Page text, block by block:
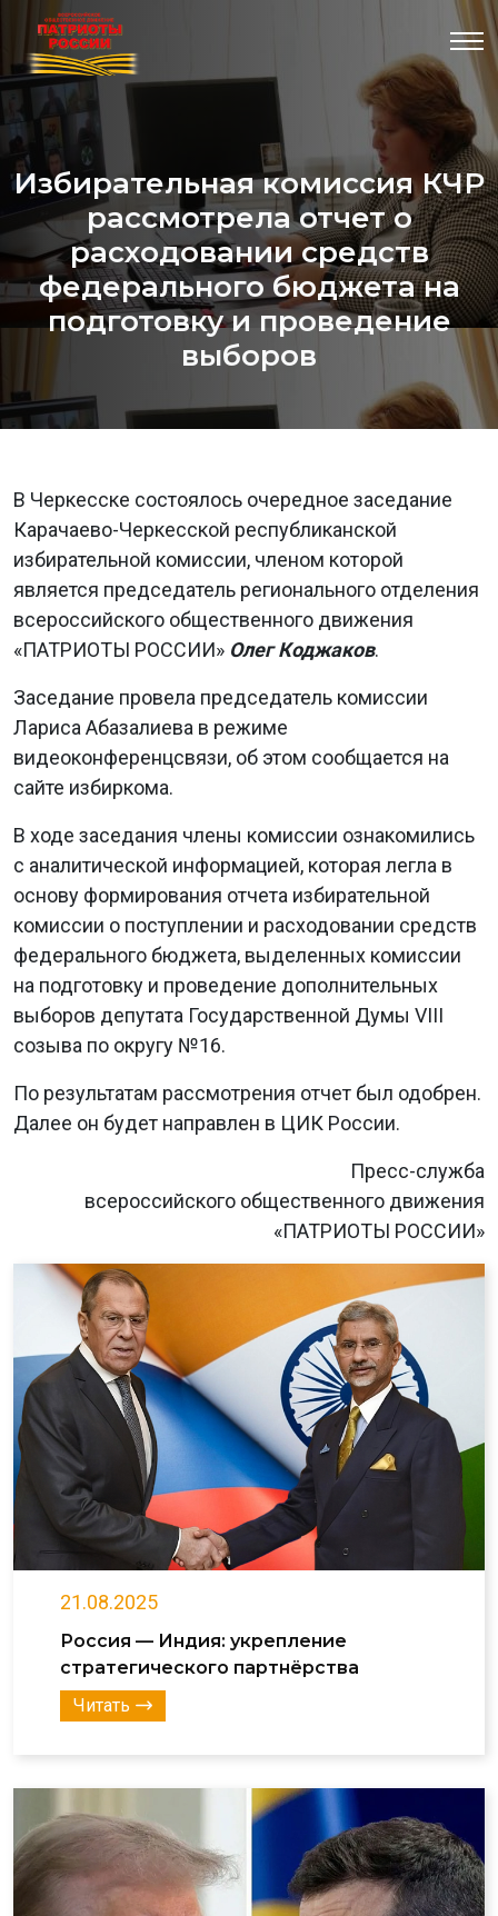
Избирательная комиссия КЧР
рассмотрела отчет о
расходовании средств
федерального бюджета на
подготовку и проведение
выборов
В Черкесске состоялось очередное заседание
Карачаево-Черкесской республиканской
избирательной комиссии, членом которой
является председатель регионального отделения
всероссийского общественного движения
«ПАТРИОТЫ РОССИИ» Олег Коджаков.
Заседание провела председатель комиссии
Лариса Абазалиева в режиме
видеоконференцсвязи, об этом сообщается на
сайте избиркома.
В ходе заседания члены комиссии ознакомились
с аналитической информацией, которая легла в
основу формирования отчета избирательной
комиссии о поступлении и расходовании средств
федерального бюджета, выделенных комиссии
на подготовку и проведение дополнительных
выборов депутата Государственной Думы VIII
созыва по округу №16.
По результатам рассмотрения отчет был одобрен.
Далее он будет направлен в ЦИК России.
Пресс-служба
всероссийского общественного движения
«ПАТРИОТЫ РОССИИ»
21.08.2025
Россия — Индия: укрепление
стратегического партнёрства
Читать